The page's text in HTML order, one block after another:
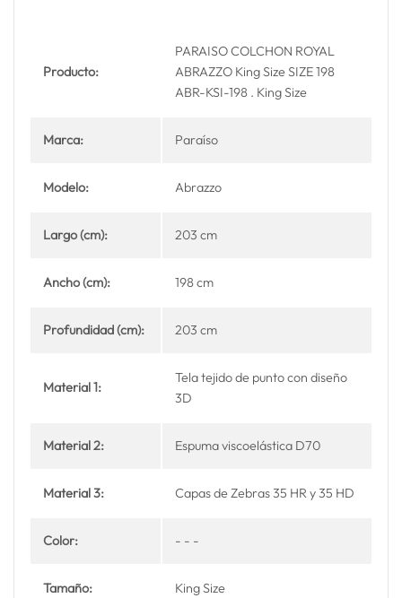
Producto:
PARAISO COLCHON ROYAL
ABRAZZO King Size SIZE 198
ABR-KSI-198 . King Size
Marca: Paraíso
Modelo: Abrazzo
Largo (cm): 203 cm
Ancho (cm): 198 cm
Profundidad (cm): 203 cm
Material 1:
Tela tejido de punto con diseño
3D
Material 2: Espuma viscoelástica D70
Material 3: Capas de Zebras 35 HR y 35 HD
Color: - - -
Tamaño: King Size